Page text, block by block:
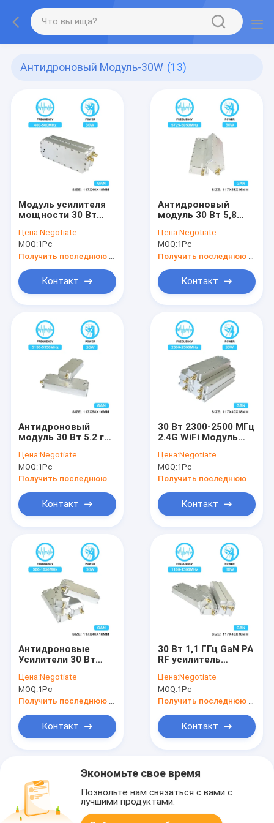
Антидроновый Модуль-30W (13)
Модуль усилителя
мощности 30 Вт
беспилотного
устройства с
помехами Uav GaN
PA Система с
защитой против
беспилотных
аппаратов с GAN и
защитным
защитником
изоляции
Цена:Negotiate
MOQ:1Pc
Контакт
Антидроновый
модуль 30 Вт 5,8
подавления сигнала
БПЛА с GAN и
изоляционным
протектором
Цена:Negotiate
MOQ:1Pc
Контакт
Антидроновый
модуль 30 Вт 5.2 г
сигнал джаммер с
ГАН и
изоляционным
Цена:Negotiate
MOQ:1Pc
Контакт
30 Вт 2300-2500 МГц
2.4G WiFi Модуль
РЧ, изготовленный
на заказ, для
подавления помех,
дронов Fpv C-Uas,
модуль защиты от
изолятором
Цена:Negotiate
MOQ:1Pc
Контакт
Антидроновые
Усилители 30 Вт
Модуль защиты UAV
AMP Dds Jammer Fpv
Модуль с GAN и
изоляции
Цена:Negotiate
MOQ:1Pc
Получить последнюю цену
Контакт
30 Вт 1,1 ГГц GaN PA
RF усилитель
защиты от дронов
C-UAS решение FPV
UAV система
устройство
блокировки сигнала
GaN и изолятором
Цена:Negotiate
MOQ:1Pc
Получить последнюю цену
Контакт
Экономьте свое время
Позвольте нам связаться с вами с
лучшими продуктами.